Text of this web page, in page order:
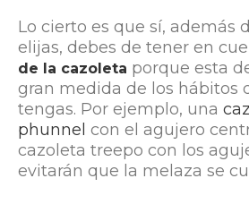
Lo cierto es que sí, además
elijas, debes de tener en
de la cazoleta porque esta
gran medida de los hábitos
tengas. Por ejemplo, una
phunnel con el agujero
cazoleta treepo con los
evitarán que la melaza se